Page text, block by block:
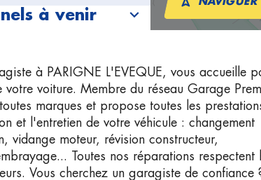
à venir
à PARIGNE L'EVEQUE, vous accueille
votre voiture. Membre du réseau Garage
marques et propose toutes les
et l'entretien de votre véhicule : changement
vidange moteur, révision constructeur,
Toutes nos réparations respectent
Vous cherchez un garagiste de confiance